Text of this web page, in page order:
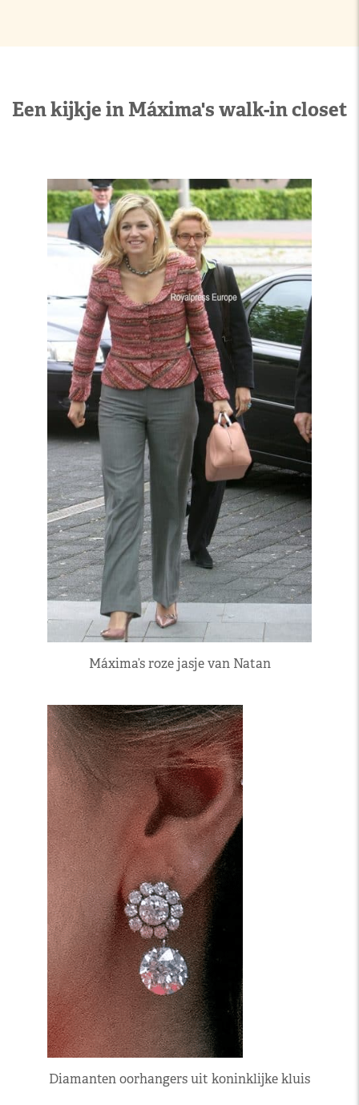
Een kijkje in Máxima's walk-in closet
Máxima’s roze jasje van Natan
Diamanten oorhangers uit koninklijke kluis